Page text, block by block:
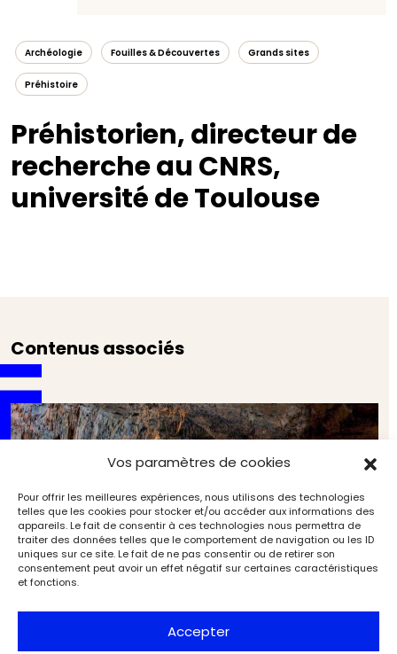
Vos paramètres de cookies
Pour offrir les meilleures expériences, nous utilisons des technologies
telles que les cookies pour stocker et/ou accéder aux informations des
appareils. Le fait de consentir à ces technologies nous permettra de
traiter des données telles que le comportement de navigation ou les ID
uniques sur ce site. Le fait de ne pas consentir ou de retirer son
consentement peut avoir un effet négatif sur certaines caractéristiques
et fonctions.
Accepter
Archéologie Fouilles & Découvertes Grands sites
Préhistoire
Préhistorien, directeur de
recherche au CNRS,
université de Toulouse
Contenus associés